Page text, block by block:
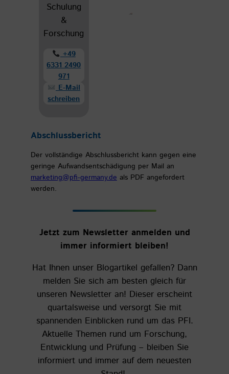
Schulung
&
Forschung
+49
6331 2490
971
E-Mail
schreiben
Abschlussbericht
Der vollständige Abschlussbericht kann gegen eine
geringe Aufwandsentschädigung per Mail an
marketing@pfi-germany.de als PDF angefordert
werden.
Jetzt zum Newsletter anmelden und
immer informiert bleiben!
Hat Ihnen unser Blogartikel gefallen? Dann
melden Sie sich am besten gleich für
unseren Newsletter an! Dieser erscheint
quartalsweise und versorgt Sie mit
spannenden Einblicken rund um das PFI.
Aktuelle Themen rund um Forschung,
Entwicklung und Prüfung – bleiben Sie
informiert und immer auf dem neuesten